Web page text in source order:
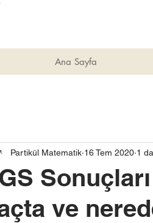
Ana Sayfa
ve
Partikül Matematik 16 Tem 2020 1